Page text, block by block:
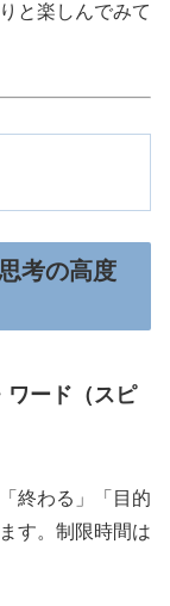
と楽しんでみて
考の高度
ワード（スピ
終わる」「目的
す。制限時間は